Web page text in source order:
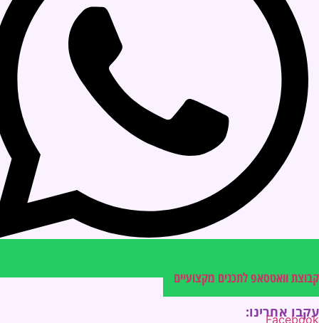
קבוצת וואטסאפ לתכנים מקצועיים
עקבו אחרינו:
Facebook